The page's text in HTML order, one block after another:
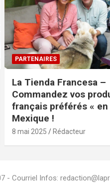
PARTENAIRES
La Tienda Francesa –
Commandez vos
français préférés « en
Mexique !
8 mai 2025 Rédacteur
- Courriel Infos: